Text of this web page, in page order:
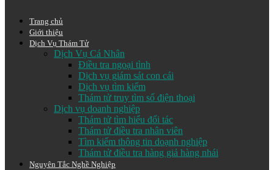
Trang chủ
Giới thiệu
Dịch Vụ Thám Tử
Dịch Vụ Cá Nhân
Điều tra ngoại tình
Dịch vụ giám sát con cái
Dịch vụ tìm kiếm
Thám tử truy tìm số điện thoại
Dịch vụ doanh nghiệp
Thám tử tìm hiểu đối tác
Thám tử điều tra nhân viên
Tìm kiếm thông tin doạnh nghiệp
Thám tử điều tra hàng giả hàng nhái
Nguyên Tắc Nghề Nghiệp